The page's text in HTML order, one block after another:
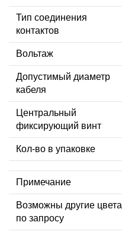
Тип соединения
контактов
Вольтаж
Допустимый диаметр
кабеля
Центральный
фиксирующий винт
Кол-во в упаковке
Примечание
Возможны другие цвета
по запросу